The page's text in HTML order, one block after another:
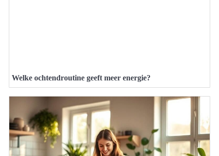
Welke ochtendroutine geeft meer energie?